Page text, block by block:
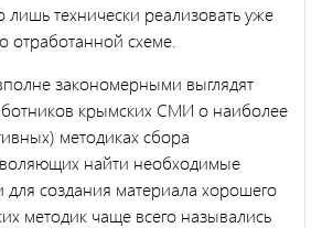
технически реализовать уже
отработанной схеме.
закономерными выглядят
крымских СМИ о наиболее
методиках сбора
найти необходимые
для создания материала хорошего
методик чаще всего назывались